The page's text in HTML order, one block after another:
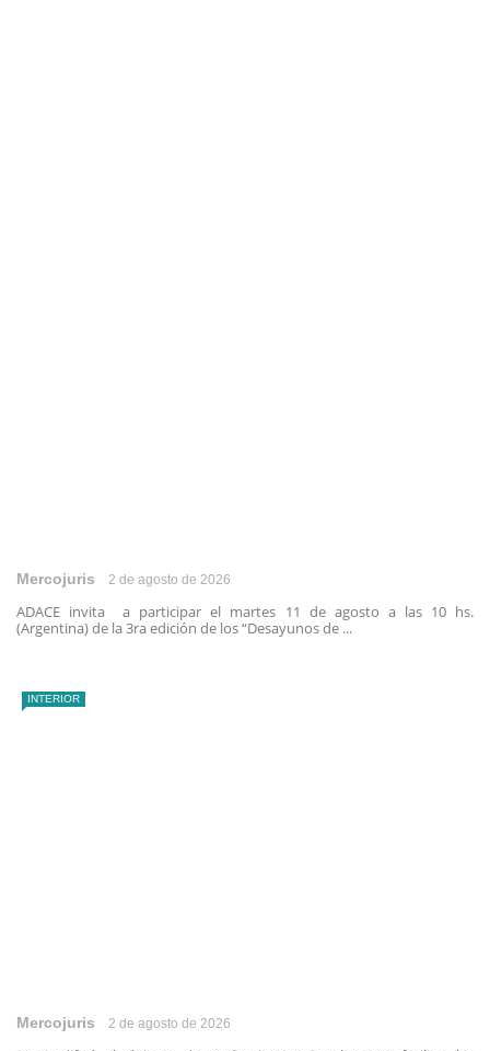
Mercojuris 2 de agosto de 2026
ADACE invita a participar el martes 11 de agosto a las 10 hs.
(Argentina) de la 3ra edición de los “Desayunos de ...
INTERIOR
Mercojuris 2 de agosto de 2026